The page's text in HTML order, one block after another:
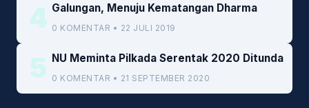
4 Galungan, Menuju Kematangan Dharma
0 KOMENTAR • 22 JULI 2019
5 NU Meminta Pilkada Serentak 2020 Ditunda
0 KOMENTAR • 21 SEPTEMBER 2020